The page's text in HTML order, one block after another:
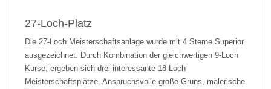
27-Loch-Platz
Die 27-Loch Meisterschaftsanlage wurde mit 4 Sterne Superior
ausgezeichnet. Durch Kombination der gleichwertigen 9-Loch
Kurse, ergeben sich drei interessante 18-Loch
Meisterschaftsplätze. Anspruchsvolle große Grüns, malerische